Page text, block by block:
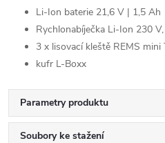
Li-Ion baterie 21,6 V | 1,5 Ah
Rychlonabíječka Li-Ion 230
3 x lisovací kleště REMS
kufr L-Boxx
Parametry produktu
Soubory ke stažení